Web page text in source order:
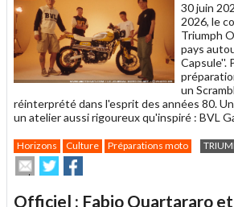
30 juin
2026, le
Triumph
pays
Capsule''.
un
réinterprété dans l'esprit des années 80.
un atelier aussi rigoureux qu'inspiré : BVL
Horizons Culture Préparations moto
Envoyer
cet
à
Partager
sur
sur
Officiel : Fabio Quartararo